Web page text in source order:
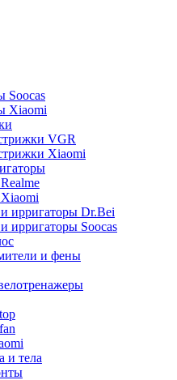
Soocas
Xiaomi
VGR
Xiaomi
ирригаторы Dr.Bei
ирригаторы Soocas
и фены
и тела